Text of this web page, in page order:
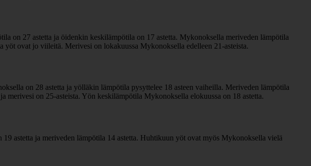
on 27 astetta ja öidenkin keskilämpötila on 17 astetta. Mykonoksella meriveden lämpötila
ovat jo viileitä. Merivesi on lokakuussa Mykonoksella edelleen 21-asteista.
on 28 astetta ja yölläkin lämpötila pysyttelee 18 asteen vaiheilla. Meriveden lämpötila
merivesi on 25-asteista. Yön keskilämpötila Mykonoksella elokuussa on 18 astetta.
astetta ja meriveden lämpötila 14 astetta. Huhtikuun yöt ovat myös Mykonoksella vielä